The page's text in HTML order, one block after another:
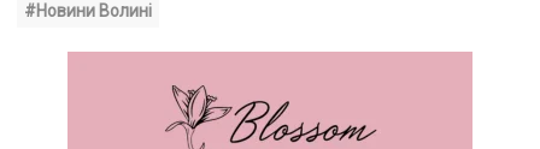
#Новини Волині